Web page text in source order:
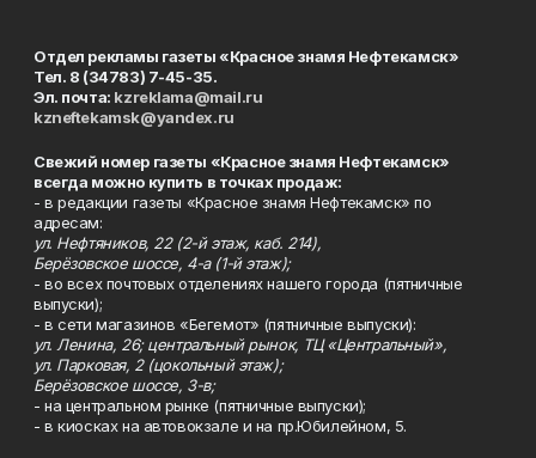
Отдел рекламы газеты «Красное знамя Нефтекамск»
Тел. 8 (34783) 7-45-35.
Эл. почта: kzreklama@mail.ru
kzneftekamsk@yandex.ru
Свежий номер газеты «Красное знамя Нефтекамск»
всегда можно купить в точках продаж:
- в редакции газеты «Красное знамя Нефтекамск» по
адресам:
ул. Нефтяников, 22 (2-й этаж, каб. 214),
Берёзовское шоссе, 4-а (1-й этаж);
- во всех почтовых отделениях нашего города (пятничные
выпуски);
- в сети магазинов «Бегемот» (пятничные выпуски):
ул. Ленина, 26; центральный рынок, ТЦ «Центральный»,
ул. Парковая, 2 (цокольный этаж);
Берёзовское шоссе, 3-в;
- на центральном рынке (пятничные выпуски);
- в киосках на автовокзале и на пр.Юбилейном, 5.